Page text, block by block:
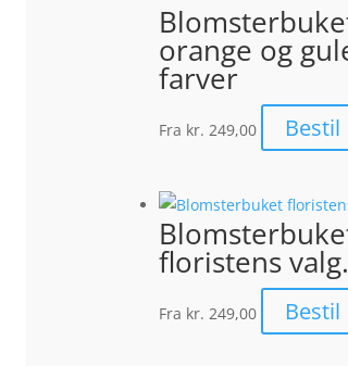
orange og
farver
Fra kr. 249,00 Bestil
floristens valg.
Fra kr. 249,00 Bestil